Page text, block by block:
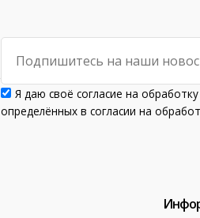
Я даю своё согласие на
определённых в согласии на